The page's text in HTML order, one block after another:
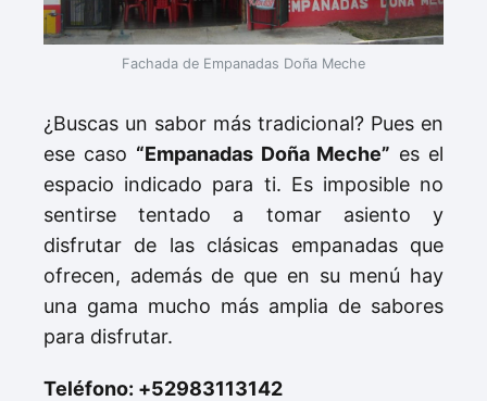
Fachada de Empanadas Doña Meche
¿Buscas un sabor más tradicional? Pues en
ese caso “Empanadas Doña Meche” es el
espacio indicado para ti. Es imposible no
sentirse tentado a tomar asiento y
disfrutar de las clásicas empanadas que
ofrecen, además de que en su menú hay
una gama mucho más amplia de sabores
para disfrutar.
Teléfono: +52983113142